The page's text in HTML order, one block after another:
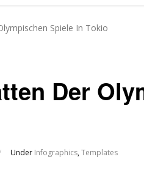
Spiele In Tokio
Der
Under Infographics,Templates